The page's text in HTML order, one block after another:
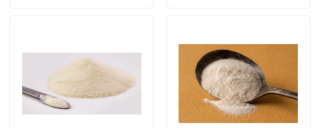
Émulsifiant de catégorie comestible